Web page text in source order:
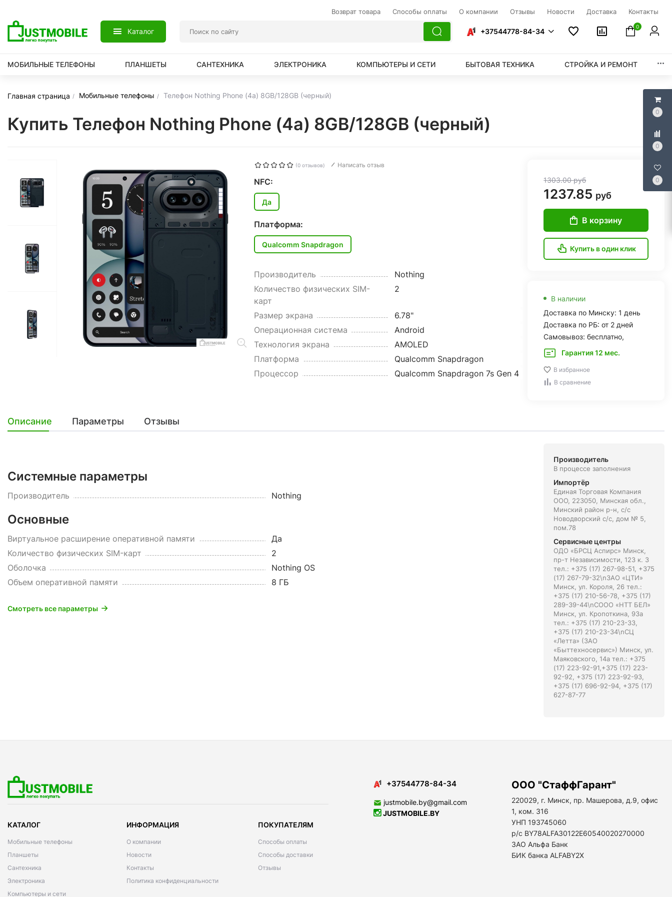
0
0
0
Возврат товара Способы оплаты О компании Отзывы Новости Доставка Контакты
Каталог +37544778-84-34
0
МОБИЛЬНЫЕ ТЕЛЕФОНЫ ПЛАНШЕТЫ САНТЕХНИКА ЭЛЕКТРОНИКА КОМПЬЮТЕРЫ И СЕТИ БЫТОВАЯ ТЕХНИКА СТРОЙКА И РЕМОНТ
Главная страница Мобильные телефоны Телефон Nothing Phone (4a) 8GB/128GB (черный)
Купить Телефон Nothing Phone (4a) 8GB/128GB (черный)
(0 отзывов) Написать отзыв
NFC:
Да
Платформа:
Qualcomm Snapdragon
Производитель
Nothing
Количество физических SIM-
карт
2
Размер экрана
6.78"
Операционная система
Android
Технология экрана
AMOLED
Платформа
Qualcomm Snapdragon
Процессор
Qualcomm Snapdragon 7s Gen 4
1303.00руб
1237.85 руб
В корзину
Купить в один клик
В наличии
Доставка по Минску: 1 день
Доставка по РБ: от 2 дней
Самовывоз: бесплатно,
Гарантия 12 мес.
В избранное
В сравнение
Описание Параметры Отзывы
Системные параметры
Производитель Nothing
Основные
Виртуальное расширение оперативной памяти
Да
Количество физических SIM-карт
2
Оболочка
Nothing OS
Объем оперативной памяти
8 ГБ
Смотреть все параметры
Производитель
В процессе заполнения
Импортёр
Единая Торговая Компания
ООО, 223050, Минская обл.,
Минский район р-н, с/с
Новодворский с/с, дом № 5,
пом.78
Сервисные центры
ОДО «БРСЦ Аспирс» Минск,
пр-т Независимости, 123 к. 3
тел.: +375 (17) 267-98-51, +375
(17) 267-79-32\nЗАО «ЦТИ»
Минск, ул. Короля, 26 тел.:
+375 (17) 210-56-78, +375 (17)
289-39-44\nСООО «НТТ БЕЛ»
Минск, ул. Кропоткина, 93а
тел.: +375 (17) 210-23-33,
+375 (17) 210-23-34\nСЦ
«Летта» (ЗАО
«Быттехносервис») Минск, ул.
Маяковского, 14а тел.: +375
(17) 223-92-91,+375 (17) 223-
92-92, +375 (17) 223-92-93,
+375 (17) 696-92-94, +375 (17)
627-87-77
КАТАЛОГ
Мобильные телефоны
Планшеты
Сантехника
Электроника
Компьютеры и сети
ИНФОРМАЦИЯ
О компании
Новости
Контакты
Политика конфиденциальности
ПОКУПАТЕЛЯМ
Способы оплаты
Способы доставки
Отзывы
+37544778-84-34
justmobile.by@gmail.com
JUSTMOBILE.BY
ООО "СтаффГарант"
220029, г. Минск, пр. Машерова, д.9, офис
1, ком. 316
УНП 193745060
р/с BY78ALFA30122E60540020270000
ЗАО Альфа Банк
БИК банка ALFABY2X